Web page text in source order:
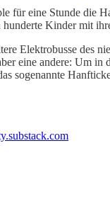
eine Stunde die
Kinder mit
Elektrobusse des
eine andere: Um in
sogenannte